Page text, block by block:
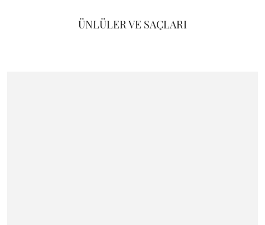
ÜNLÜLER VE SAÇLARI